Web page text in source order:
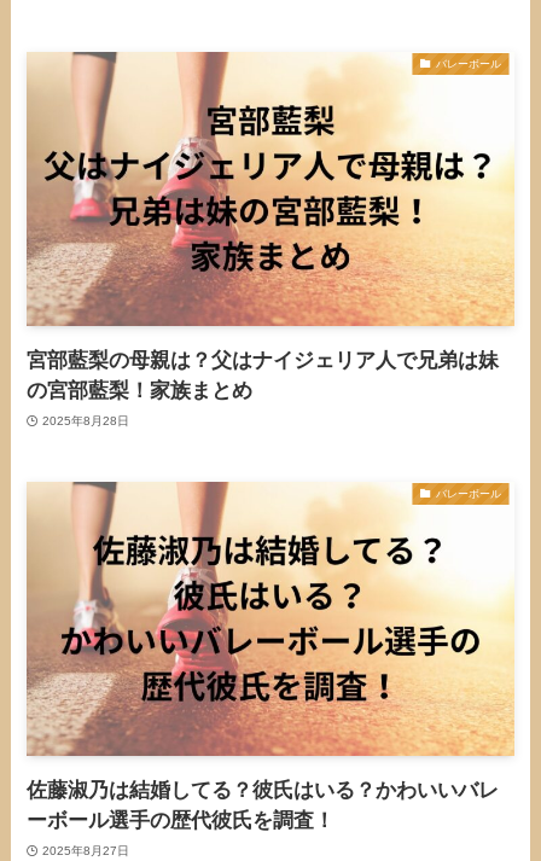
バレーボール
宮部藍梨の母親は？父はナイジェリア人で兄弟は妹
の宮部藍梨！家族まとめ
2025年8月28日
バレーボール
佐藤淑乃は結婚してる？彼氏はいる？かわいいバレ
ーボール選手の歴代彼氏を調査！
2025年8月27日